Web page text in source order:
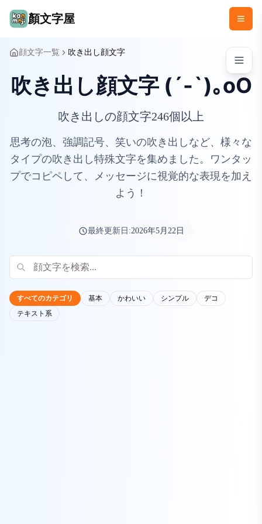
顏文字屋
顔文字一覧 吹き出し顔文字
吹き出し顔文字 (´-`)｡oO
吹き出しの顔文字246個以上
思考の泡、強調記号、笑いの吹き出しなど、様々な
タイプの吹き出し特殊文字を集めました。ワンタッ
プでコピペして、メッセージに視覚的な表現を加え
よう！
最終更新日:2026年5月22日
すべてのカテゴリ 基本 かわいい シンプル
デコ
テキスト系